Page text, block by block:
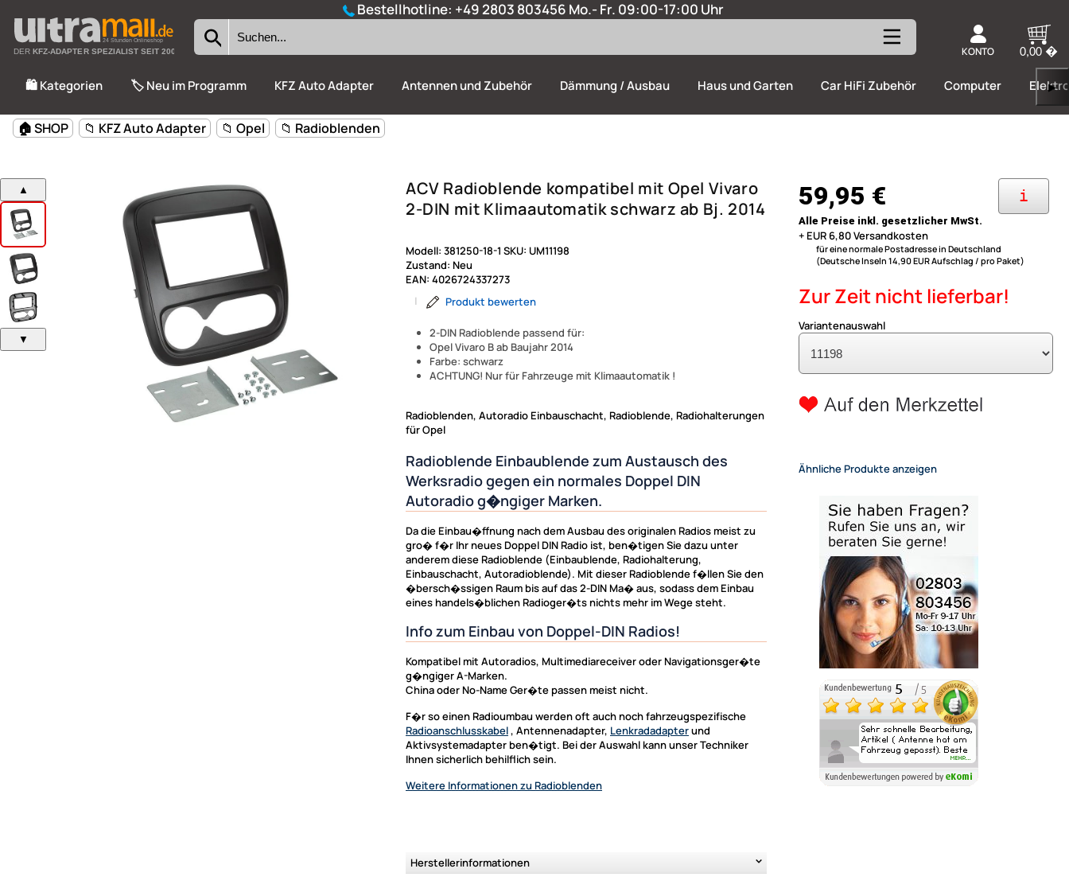
Bestellhotline: +49 2803 803456 Mo.- Fr. 09:00-17:00 Uhr
24 Stunden Onlineshop
DERKFZ-ADAPTER SPEZIALIST SEIT 2002 KONTO 0,00 �
🛍️ Kategorien 🏷️ Neu im Programm KFZ Auto Adapter Antennen und Zubehör Dämmung / Ausbau Haus und Garten Car HiFi Zubehör Computer ▶
🏠 SHOP 📁 KFZ Auto Adapter 📁 Opel 📁 Radioblenden
▲
▼
ACV Radioblende kompatibel mit Opel Vivaro
2-DIN mit Klimaautomatik schwarz ab Bj. 2014
2-DIN Radioblende passend für:
Opel Vivaro B ab Baujahr 2014
Farbe: schwarz
ACHTUNG! Nur für Fahrzeuge mit Klimaautomatik !
Modell: 381250-18-1 SKU: UM11198
Zustand: Neu
EAN: 4026724337273
|
Produkt bewerten
Radioblenden, Autoradio Einbauschacht, Radioblende, Radiohalterungen
für Opel
Radioblende Einbaublende zum Austausch des
Werksradio gegen ein normales Doppel DIN
Autoradio g�ngiger Marken.
Da die Einbau�ffnung nach dem Ausbau des originalen Radios meist zu
gro� f�r Ihr neues Doppel DIN Radio ist, ben�tigen Sie dazu unter
anderem diese Radioblende (Einbaublende, Radiohalterung,
Einbauschacht, Autoradioblende). Mit dieser Radioblende f�llen Sie den
�bersch�ssigen Raum bis auf das 2-DIN Ma� aus, sodass dem Einbau
eines handels�blichen Radioger�ts nichts mehr im Wege steht.
Info zum Einbau von Doppel-DIN Radios!
Kompatibel mit Autoradios, Multimediareceiver oder Navigationsger�te
g�ngiger A-Marken.
China oder No-Name Ger�te passen meist nicht.
F�r so einen Radioumbau werden oft auch noch fahrzeugspezifische
Radioanschlusskabel, Antennenadapter, Lenkradadapterund
Aktivsystemadapter ben�tigt. Bei der Auswahl kann unser Techniker
Ihnen sicherlich behilflich sein.
Weitere Informationenzu Radioblenden
Herstellerinformationen
i
59,95 €
Alle Preise inkl. gesetzlicher MwSt.
+ EUR 6,80 Versandkosten
für eine normale Postadresse in Deutschland
(Deutsche Inseln 14,90 EUR Aufschlag / pro Paket)
Zur Zeit nicht lieferbar!
Variantenauswahl
Ähnliche Produkte anzeigen